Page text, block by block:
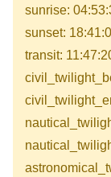
sunrise:
sunset:
transit: